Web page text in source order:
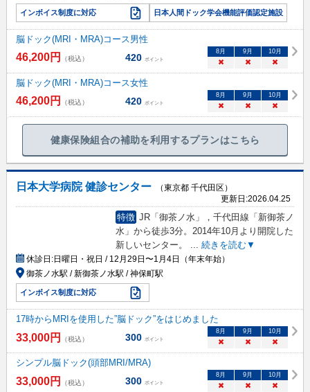
インボイス制度に対応 日本人間ドック学会機能評価認定施設
脳ドック(MRI・MRA)コース男性
46,200円 （税込） 420 ポイント
8 月 9 月 10月
× × ×
脳ドック(MRI・MRA)コース女性
46,200円 （税込） 420 ポイント
8 月 9 月 10月
× × ×
健康保険組合の補助を利用するプランはこちら
日本大学病院 健診センター
（東京都 千代田区）
更新日:2026.04.25
特徴 JR「御茶ノ水」，千代田線「新御茶ノ
水」から徒歩3分。2014年10月より開院した
新しいセンター。 ... 続きを読む▼
休診日:日曜日・祝日 / 12月29日〜1月4日（年末年始）
御茶ノ水駅 / 新御茶ノ水駅 / 神保町駅
インボイス制度に対応
17時からMRIを使用した”脳ドック”をはじめました
33,000円 （税込） 300 ポイント
8月 9月 10月
× × ×
シンプル脳ドック(頭部MRI/MRA)
33,000円 （税込） 300 ポイント
8月 9月 10月
× × ×